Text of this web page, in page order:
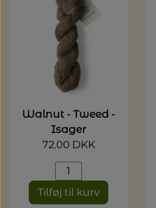
Walnut - Tweed -
Isager
72,00 DKK
Tilføj til kurv